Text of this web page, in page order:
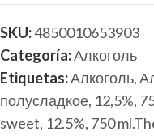
SKU:4850010653903
Categoría:Алкоголь
Etiquetas:Алкоголь,
полусладкое, 12,5%,
sweet, 12.5%, 750